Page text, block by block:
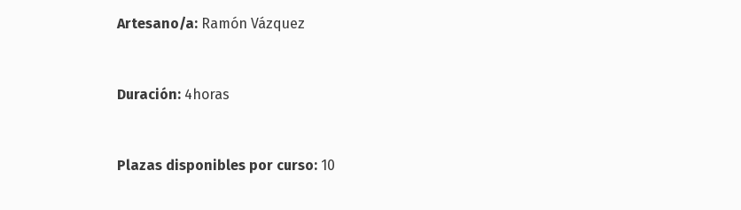
Artesano/a: Ramón Vázquez
Duración: 4horas
Plazas disponibles por curso: 10